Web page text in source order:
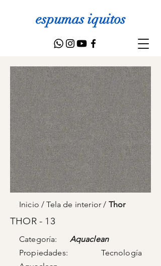
espumas iquitos
Inicio/Tela de interior/ Thor
THOR - 13
Categoría: Aquaclean
Propiedades: Tecnología